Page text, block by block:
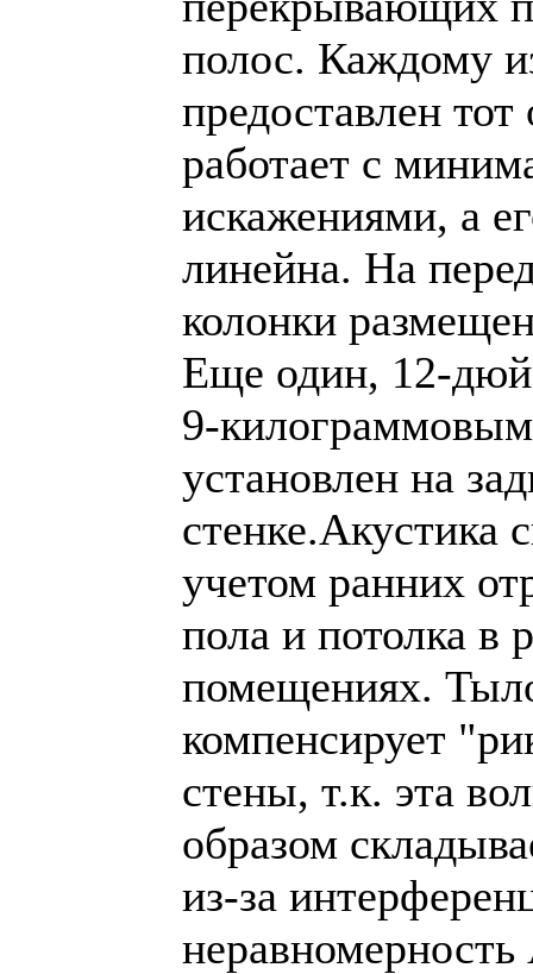
полос. Каждому
предоставлен тот
работает с
искажениями, а
линейна. На
колонки
Еще один, 12-
9-
установлен на
стенке.Акустика
учетом ранних
пола и потолка в
помещениях.
компенсирует
стены, т.к. эта
образом
из-за